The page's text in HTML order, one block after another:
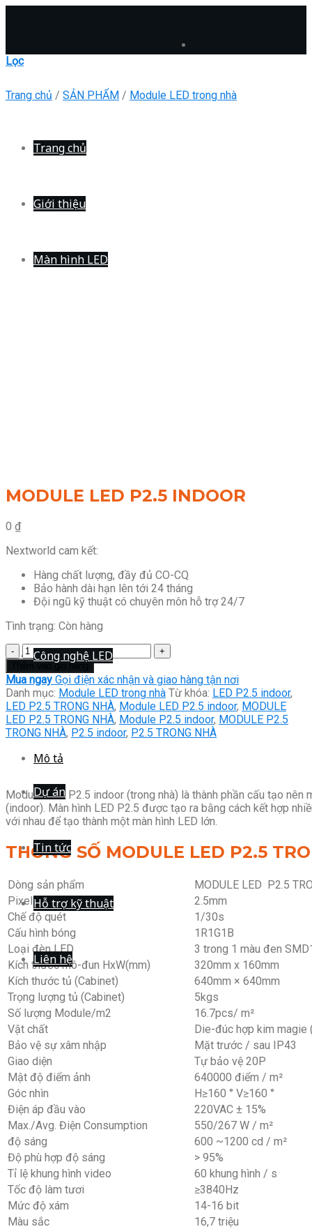
Trang chủ
Giới thiệu
Màn hình LED
Công nghệ LED
Dự án
Tin tức
Hỗ trợ kỹ thuật
Liên hệ
Lọc
Trang chủ / SẢN PHẨM / Module LED trong nhà
MODULE LED P2.5 INDOOR
0 ₫
Nextworld cam kết:
Hàng chất lượng, đầy đủ CO-CQ
Bảo hành dài hạn lên tới 24 tháng
Đội ngũ kỹ thuật có chuyên môn hỗ trợ 24/7
Tình trạng: Còn hàng
MODULE
LED
P2.5
INDOOR
số
lượng
Thêm vào giỏ hàng
Mua ngay Gọi điện xác nhận và giao hàng tận nơi
Danh mục: Module LED trong nhà Từ khóa: LED P2.5 indoor,
LED P2.5 TRONG NHÀ, Module LED P2.5 indoor, MODULE
LED P2.5 TRONG NHÀ, Module P2.5 indoor, MODULE P2.5
TRONG NHÀ, P2.5 indoor, P2.5 TRONG NHÀ
Mô tả
Module LED P2.5 indoor (trong nhà) là thành phần cấu tạo nên
(indoor). Màn hình LED P2.5 được tạo ra bằng cách kết hợp
với nhau để tạo thành một màn hình LED lớn.
THÔNG SỐ MODULE LED P2.5
Dòng sản phẩm
MODULE LED P2.5
Pixel Pitch
2.5mm
Chế độ quét
1/30s
Cấu hình bóng
1R1G1B
Loại đèn LED
3 trong 1 màu đen
Kích thước mô-đun HxW(mm)
320mm x 160mm
Kích thước tủ (Cabinet)
640mm × 640mm
Trọng lượng tủ (Cabinet)
5kgs
Số lượng Module/m2
16.7pcs/ m²
Vật chất
Die-đúc hợp kim magie
Bảo vệ sự xâm nhập
Mặt trước / sau IP43
Giao diện
Tự bảo vệ 20P
Mật độ điểm ảnh
640000 điểm / m²
Góc nhìn
H≥160 ° V≥160 °
Điện áp đầu vào
220VAC ± 15%
Max./Avg. Điện Consumption
550/267 W / m²
độ sáng
600 ~1200 cd / m²
Độ phù hợp độ sáng
> 95%
Tỉ lệ khung hình video
60 khung hình / s
Tốc độ làm tươi
≥3840Hz
Mức độ xám
14-16 bit
Màu sắc
16,7 triệu